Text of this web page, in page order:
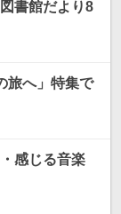
書館だより8
旅へ」特集で
感じる音楽